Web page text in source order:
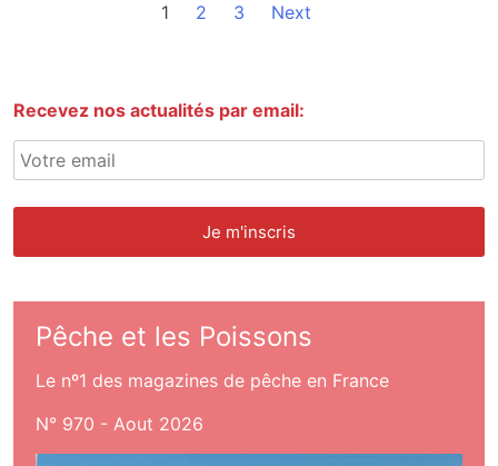
1 2 3 Next
Recevez nos actualités par email:
Pêche et les Poissons
Le nº1 des magazines de pêche en France
N° 970 - Aout 2026